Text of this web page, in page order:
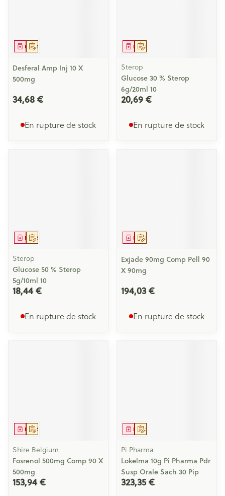
Sur prescription
Médicament
Desferal Amp Inj 10 X
500mg
34,68 €
En rupture de stock
Sur prescription
Médicament
Sterop
Glucose 30 % Sterop
6g/20ml 10
20,69 €
En rupture de stock
Sur prescription
Médicament
Sterop
Glucose 50 % Sterop
5g/10ml 10
18,44 €
En rupture de stock
Sur prescription
Médicament
Exjade 90mg Comp Pell 90
X 90mg
194,03 €
En rupture de stock
Sur prescription
Médicament
Shire Belgium
Fosrenol 500mg Comp 90 X
500mg
153,94 €
Sur prescription
Médicament
Pi Pharma
Lokelma 10g Pi Pharma Pdr
Susp Orale Sach 30 Pip
323,35 €